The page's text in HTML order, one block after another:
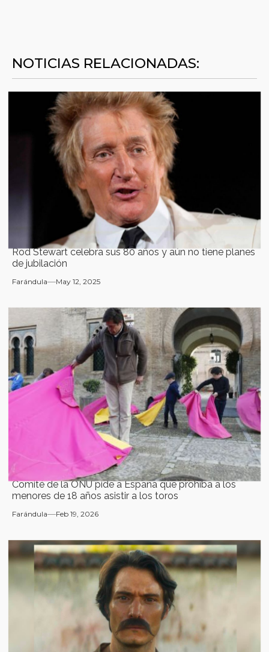
NOTICIAS RELACIONADAS:
Rod Stewart celebra sus 80 años y aún no tiene planes
de jubilación
Farándula May 12, 2025
Comité de la ONU pide a España que prohíba a los
menores de 18 años asistir a los toros
Farándula Feb 19, 2026